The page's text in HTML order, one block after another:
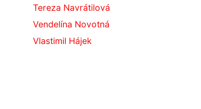
Tereza Navrátilová
Vendelína Novotná
Vlastimil Hájek